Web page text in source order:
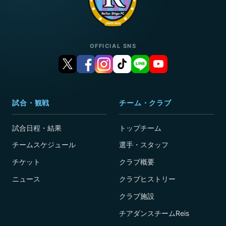
OFFICIAL SNS
試合・観戦
試合日程・結果
チームスケジュール
チケット
ニュース
チーム・クラブ
トップチーム
選手・スタッフ
クラブ概要
クラブヒストリー
クラブ施設
チアダンスチームReis